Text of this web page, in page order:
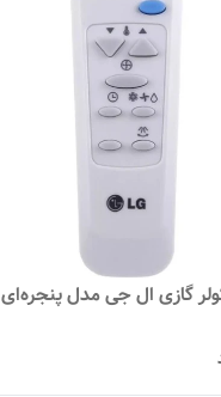
گازی ال جی مدل پنجره‌ای